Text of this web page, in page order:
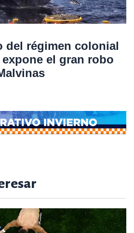
del régimen colonial
el gran robo